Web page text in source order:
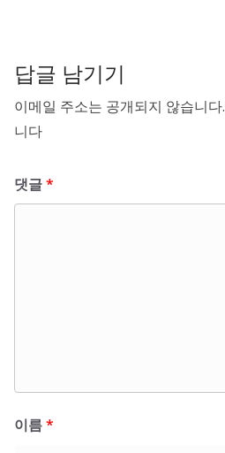
답글 남기기
이메일 주소는 공개되지 않습니다.
니다
댓글*
이름*